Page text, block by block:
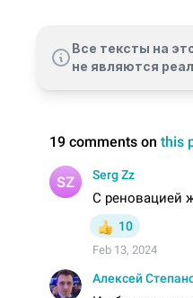
Все тексты на
не являются